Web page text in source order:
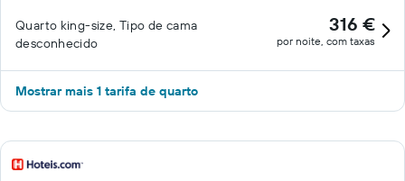
Quarto king-size, Tipo de cama
desconhecido
316 €
por noite, com taxas
Mostrar mais 1 tarifa de quarto